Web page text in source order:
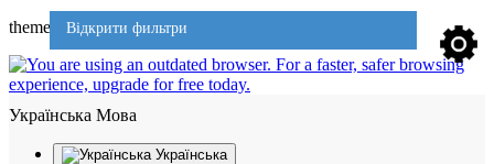
Відкрити фильтри
theme701
Українська Мова
Українська